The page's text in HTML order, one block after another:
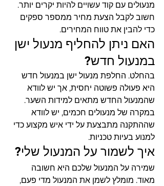
מנעולים עם קוד עשויים להיות יקרים יותר.
חשוב לקבל הצעת מחיר ממספר ספקים
כדי להבין את טווח המחירים.
האם ניתן להחליף מנעול ישן
במנעול חדש?
בהחלט. החלפת מנעול ישן במנעול חדש
היא פעולה פשוטה יחסית, אך יש לוודא
שהמנעול החדש מתאים למידות השער.
במקרה של מנעולים חכמים, יש לוודא
שההתקנה מתבצעת על ידי איש מקצוע כדי
למנוע בעיות טכניות.
איך לשמור על המנעול שלי?
שמירה על המנעול שלכם היא חשובה
מאוד. מומלץ לשמן את המנעול מדי פעם,